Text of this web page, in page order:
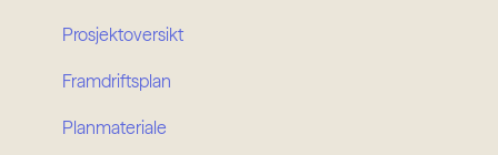
Prosjektoversikt
Framdriftsplan
Planmateriale